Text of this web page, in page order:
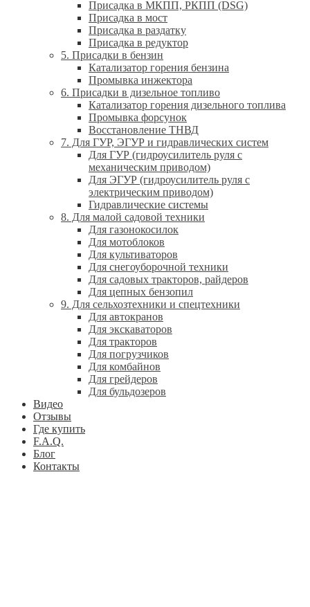
Присадка в МКПП, РКПП (DSG)
Присадка в мост
Присадка в раздатку
Присадка в редуктор
5. Присадки в бензин
Катализатор горения бензина
Промывка инжектора
6. Присадки в дизельное топливо
Катализатор горения дизельного топлива
Промывка форсунок
Восстановление ТНВД
7. Для ГУР, ЭГУР и гидравлических систем
Для ГУР (гидроусилитель руля с
механическим приводом)
Для ЭГУР (гидроусилитель руля с
электрическим приводом)
Гидравлические системы
8. Для малой садовой техники
Для газонокосилок
Для мотоблоков
Для культиваторов
Для снегоуборочной техники
Для садовых тракторов, райдеров
Для цепных бензопил
9. Для сельхозтехники и спецтехники
Для автокранов
Для экскаваторов
Для тракторов
Для погрузчиков
Для комбайнов
Для грейдеров
Для бульдозеров
Видео
Отзывы
Где купить
F.A.Q.
Блог
Контакты